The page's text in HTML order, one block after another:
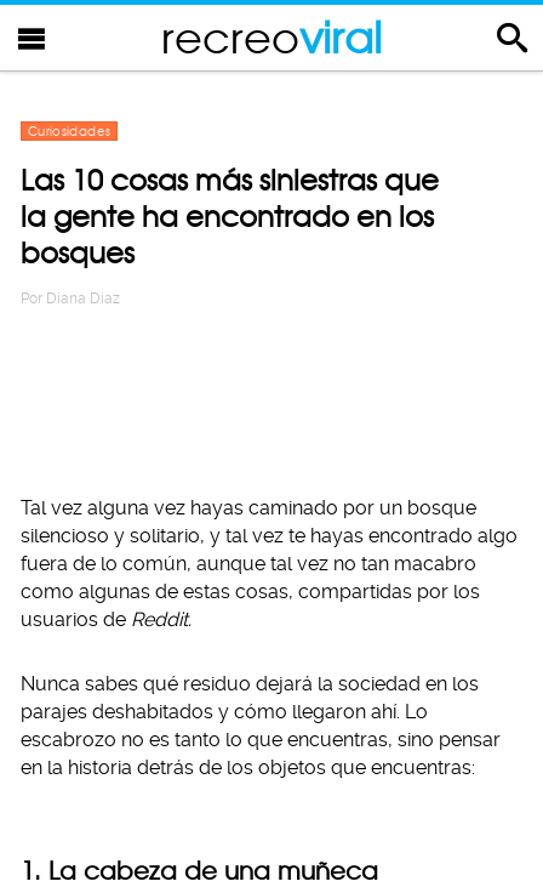
recreoviral
Curiosidades
Las 10 cosas más siniestras que
la gente ha encontrado en los
bosques
Por Diana Diaz
Tal vez alguna vez hayas caminado por un bosque
silencioso y solitario, y tal vez te hayas encontrado algo
fuera de lo común, aunque tal vez no tan macabro
como algunas de estas cosas, compartidas por los
usuarios de Reddit.
Nunca sabes qué residuo dejará la sociedad en los
parajes deshabitados y cómo llegaron ahí. Lo
escabrozo no es tanto lo que encuentras, sino pensar
en la historia detrás de los objetos que encuentras:
1. La cabeza de una muñeca